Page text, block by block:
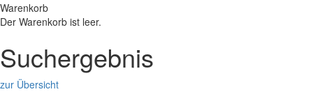
Warenkorb
Der Warenkorb ist leer.
Suchergebnis
zur Übersicht